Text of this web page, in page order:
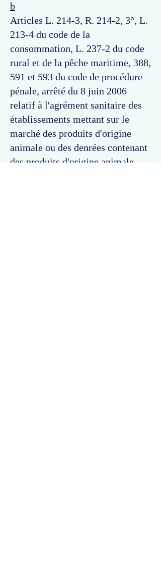
b
Articles L. 214-3, R. 214-2, 3°, L.
213-4 du code de la
consommation, L. 237-2 du code
rural et de la pêche maritime, 388,
591 et 593 du code de procédure
pénale, arrêté du 8 juin 2006
relatif à l'agrément sanitaire des
établissements mettant sur le
marché des produits d'origine
animale ou des denrées contenant
des produits d'origine animale.